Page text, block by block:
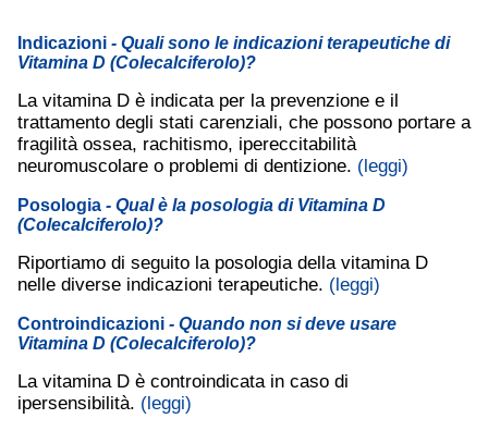
Indicazioni - Quali sono le indicazioni terapeutiche di
Vitamina D (Colecalciferolo)?
La vitamina D è indicata per la prevenzione e il
trattamento degli stati carenziali, che possono portare a
fragilità ossea, rachitismo, ipereccitabilità
neuromuscolare o problemi di dentizione. (leggi)
Posologia - Qual è la posologia di Vitamina D
(Colecalciferolo)?
Riportiamo di seguito la posologia della vitamina D
nelle diverse indicazioni terapeutiche. (leggi)
Controindicazioni - Quando non si deve usare
Vitamina D (Colecalciferolo)?
La vitamina D è controindicata in caso di
ipersensibilità. (leggi)